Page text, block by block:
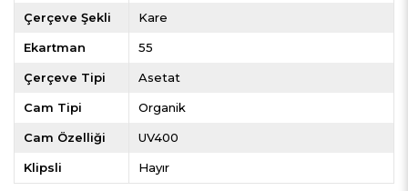
Çerçeve Şekli Kare
Ekartman 55
Çerçeve Tipi Asetat
Cam Tipi Organik
Cam Özelliği UV400
Klipsli Hayır